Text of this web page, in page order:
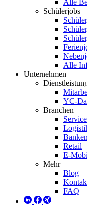
Alle
Schülerjobs
Alle
Unternehmen
YC-
Branchen
Retail
E-
Mehr
Blog
FAQ